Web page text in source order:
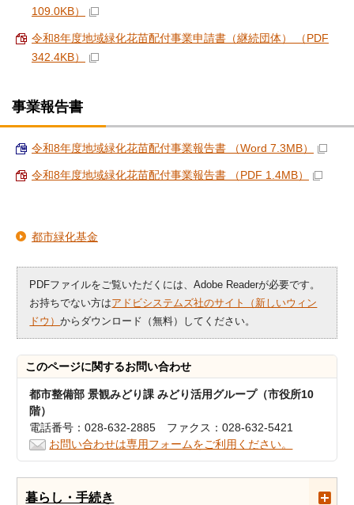
109.0KB）
令和8年度地域緑化花苗配付事業申請書（継続団体） （PDF
342.4KB）
事業報告書
令和8年度地域緑化花苗配付事業報告書 （Word 7.3MB）
令和8年度地域緑化花苗配付事業報告書 （PDF 1.4MB）
都市緑化基金
PDFファイルをご覧いただくには、Adobe Readerが必要です。
お持ちでない方はアドビシステムズ社のサイト（新しいウィン
ドウ）からダウンロード（無料）してください。
このページに関するお問い合わせ
都市整備部 景観みどり課 みどり活用グループ（市役所10
階）
電話番号：028-632-2885 ファクス：028-632-5421
お問い合わせは専用フォームをご利用ください。
暮らし・手続き